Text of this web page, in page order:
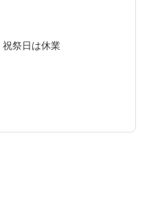
祭日は休業